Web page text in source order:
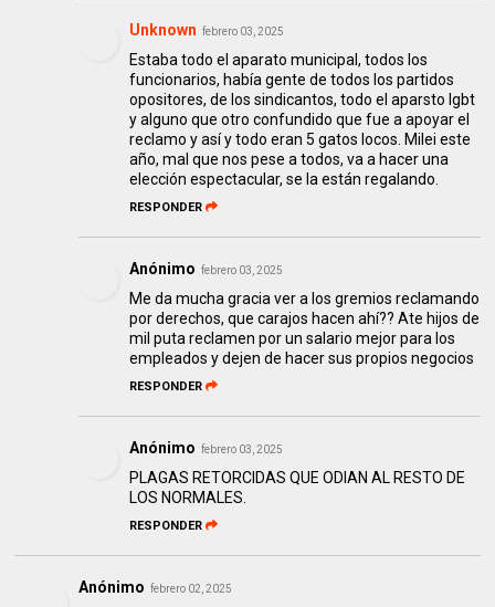
Unknown febrero 03, 2025
Estaba todo el aparato municipal, todos los
funcionarios, había gente de todos los partidos
opositores, de los sindicantos, todo el aparsto lgbt
y alguno que otro confundido que fue a apoyar el
reclamo y así y todo eran 5 gatos locos. Milei este
año, mal que nos pese a todos, va a hacer una
elección espectacular, se la están regalando.
RESPONDER
Anónimo febrero 03, 2025
Me da mucha gracia ver a los gremios reclamando
por derechos, que carajos hacen ahí?? Ate hijos de
mil puta reclamen por un salario mejor para los
empleados y dejen de hacer sus propios negocios
RESPONDER
Anónimo febrero 03, 2025
PLAGAS RETORCIDAS QUE ODIAN AL RESTO DE
LOS NORMALES.
RESPONDER
Anónimo febrero 02, 2025